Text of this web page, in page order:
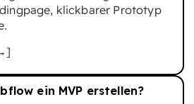
klickbarer Prototyp
ein MVP erstellen?